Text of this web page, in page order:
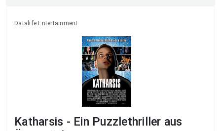
Datalife Entertainment
Katharsis - Ein Puzzlethriller aus